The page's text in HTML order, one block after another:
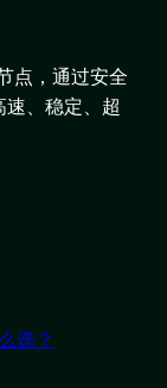
点，通过安全
、稳定、超
选？